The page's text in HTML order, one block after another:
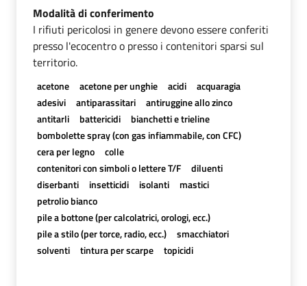
Modalità di conferimento
I rifiuti pericolosi in genere devono essere conferiti
presso l'ecocentro o presso i contenitori sparsi sul
territorio.
acetone acetone per unghie acidi
acquaragia
adesivi
antiparassitari
antiruggine allo zinco
antitarli
battericidi
bianchetti e trieline
bombolette spray (con gas infiammabile, con CFC)
cera per legno
colle
contenitori con simboli o lettere T/F
diluenti
diserbanti
insetticidi isolanti
mastici
petrolio bianco
pile a bottone (per calcolatrici, orologi, ecc.)
pile a stilo (per torce, radio, ecc.)
smacchiatori
solventi
tintura per scarpe topicidi